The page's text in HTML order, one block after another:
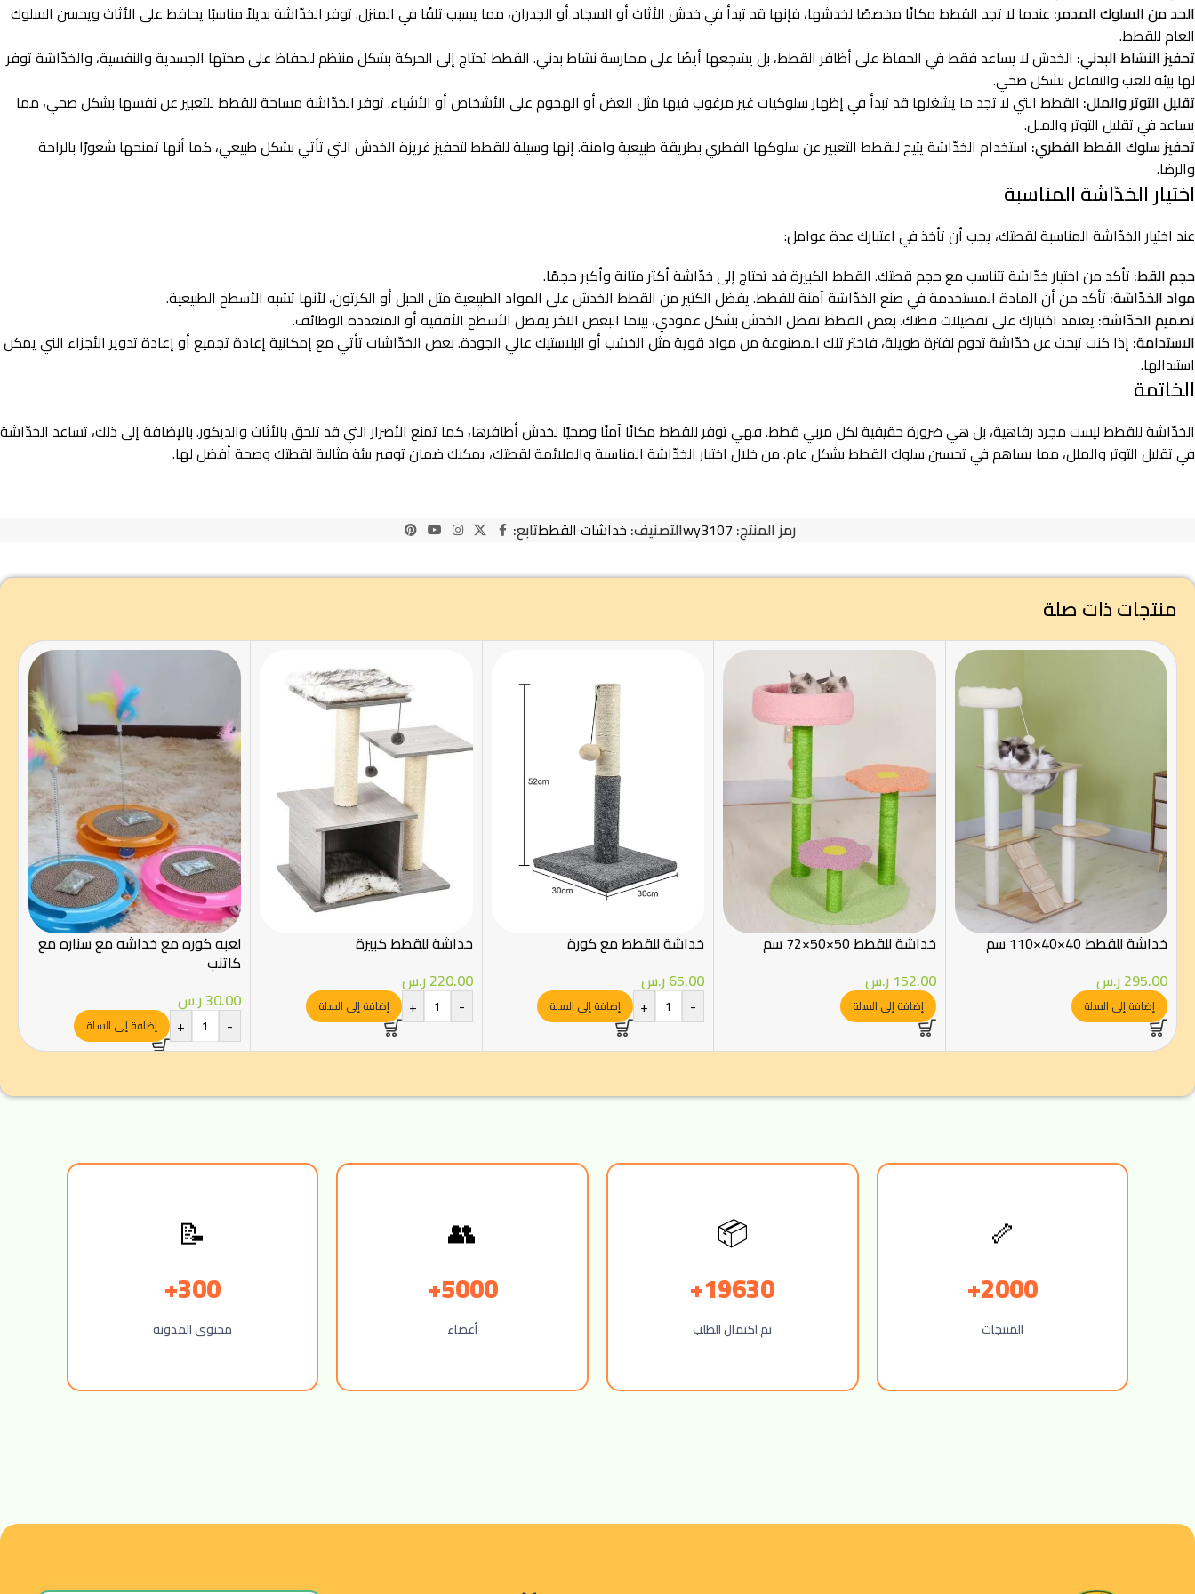
الحد من السلوك المدمر: عندما لا تجد القطط مكانًا مخصصًا لخدشها، فإنها قد تبدأ في خدش الأثاث أو السجاد أو الجدران، مما يسبب تلفًا في المنزل. توفر الخدّاشة بديلاً مناسبًا يحافظ على الأثاث ويحسن السلوك
العام للقطط.
تحفيز النشاط البدني: الخدش لا يساعد فقط في الحفاظ على أظافر القطط، بل يشجعها أيضًا على ممارسة نشاط بدني. القطط تحتاج إلى الحركة بشكل منتظم للحفاظ على صحتها الجسدية والنفسية، والخدّاشة توفر
لها بيئة للعب والتفاعل بشكل صحي.
تقليل التوتر والملل: القطط التي لا تجد ما يشغلها قد تبدأ في إظهار سلوكيات غير مرغوب فيها مثل العض أو الهجوم على الأشخاص أو الأشياء. توفر الخدّاشة مساحة للقطط للتعبير عن نفسها بشكل صحي، مما
يساعد في تقليل التوتر والملل.
تحفيز سلوك القطط الفطري: استخدام الخدّاشة يتيح للقطط التعبير عن سلوكها الفطري بطريقة طبيعية وآمنة. إنها وسيلة للقطط لتحفيز غريزة الخدش التي تأتي بشكل طبيعي، كما أنها تمنحها شعورًا بالراحة
والرضا.
اختيار الخدّاشة المناسبة
عند اختيار الخدّاشة المناسبة لقطتك، يجب أن تأخذ في اعتبارك عدة عوامل:
حجم القط: تأكد من اختيار خدّاشة تتناسب مع حجم قطتك. القطط الكبيرة قد تحتاج إلى خدّاشة أكثر متانة وأكبر حجمًا.
مواد الخدّاشة: تأكد من أن المادة المستخدمة في صنع الخدّاشة آمنة للقطط. يفضل الكثير من القطط الخدش على المواد الطبيعية مثل الحبل أو الكرتون، لأنها تشبه الأسطح الطبيعية.
تصميم الخدّاشة: يعتمد اختيارك على تفضيلات قطتك. بعض القطط تفضل الخدش بشكل عمودي، بينما البعض الآخر يفضل الأسطح الأفقية أو المتعددة الوظائف.
الاستدامة: إذا كنت تبحث عن خدّاشة تدوم لفترة طويلة، فاختر تلك المصنوعة من مواد قوية مثل الخشب أو البلاستيك عالي الجودة. بعض الخدّاشات تأتي مع إمكانية إعادة تجميع أو إعادة تدوير الأجزاء التي يمكن
استبدالها.
الخاتمة
الخدّاشة للقطط ليست مجرد رفاهية، بل هي ضرورة حقيقية لكل مربي قطط. فهي توفر للقطط مكانًا آمنًا وصحيًا لخدش أظافرها، كما تمنع الأضرار التي قد تلحق بالأثاث والديكور. بالإضافة إلى ذلك، تساعد الخدّاشة
في تقليل التوتر والملل، مما يساهم في تحسين سلوك القطط بشكل عام. من خلال اختيار الخدّاشة المناسبة والملائمة لقطتك، يمكنك ضمان توفير بيئة مثالية لقطتك وصحة أفضل لها.
رمز المنتج: wy3107التصنيف: خداشات القططتابع:
منتجات ذات صلة
خداشة للقطط 40×40×110 سم
295.00ر.س
إضافة إلى السلة
خداشة للقطط 50×50×72 سم
152.00 ر.س
إضافة إلى السلة
خداشة للقطط مع كورة
65.00ر.س
-
+ إضافة إلى السلة
خداشة للقطط كبيرة
220.00ر.س
-
+ إضافة إلى السلة
لعبه كوره مع خداشه مع سناره مع
كاتنب
30.00ر.س
-
+ إضافة إلى السلة
🦴
2000+
المنتجات
📦
19630+
تم اكتمال الطلب
👥
5000+
أعضاء
📝
300+
محتوى المدونة